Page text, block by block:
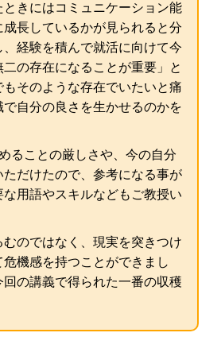
きにはコミュニケーション能
長しているかが見られると分
経験を積んで就活に向けて今
の存在になることが重要」と
そのような存在でいたいと痛
自分の良さを生かせるのかを
ることの厳しさや、今の自分
だけたので、参考になる事が
用語やスキルなどもご教授い
のではなく、現実を突きつけ
機感を持つことができまし
の講義で得られた一番の収穫